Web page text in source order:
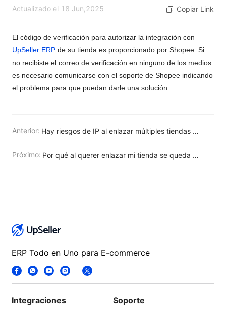
Actualizado el 18 Jun,2025 Copiar Link
El código de verificación para autorizar la integración con
UpSeller ERP de su tienda es proporcionado por Shopee. Si
no recibiste el correo de verificación en ninguno de los medios
es necesario comunicarse con el soporte de Shopee indicando
el problema para que puedan darle una solución.
Anterior: Hay riesgos de IP al enlazar múltiples tiendas de una misma plataforma?
Próximo: Por qué al querer enlazar mi tienda se queda cargando?
ERP Todo en Uno para E-commerce
Integraciones Soporte